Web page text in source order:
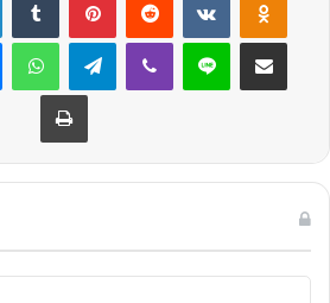
MessengerWhatsAppTelegramViber Line E-Posta ile
Yazdır